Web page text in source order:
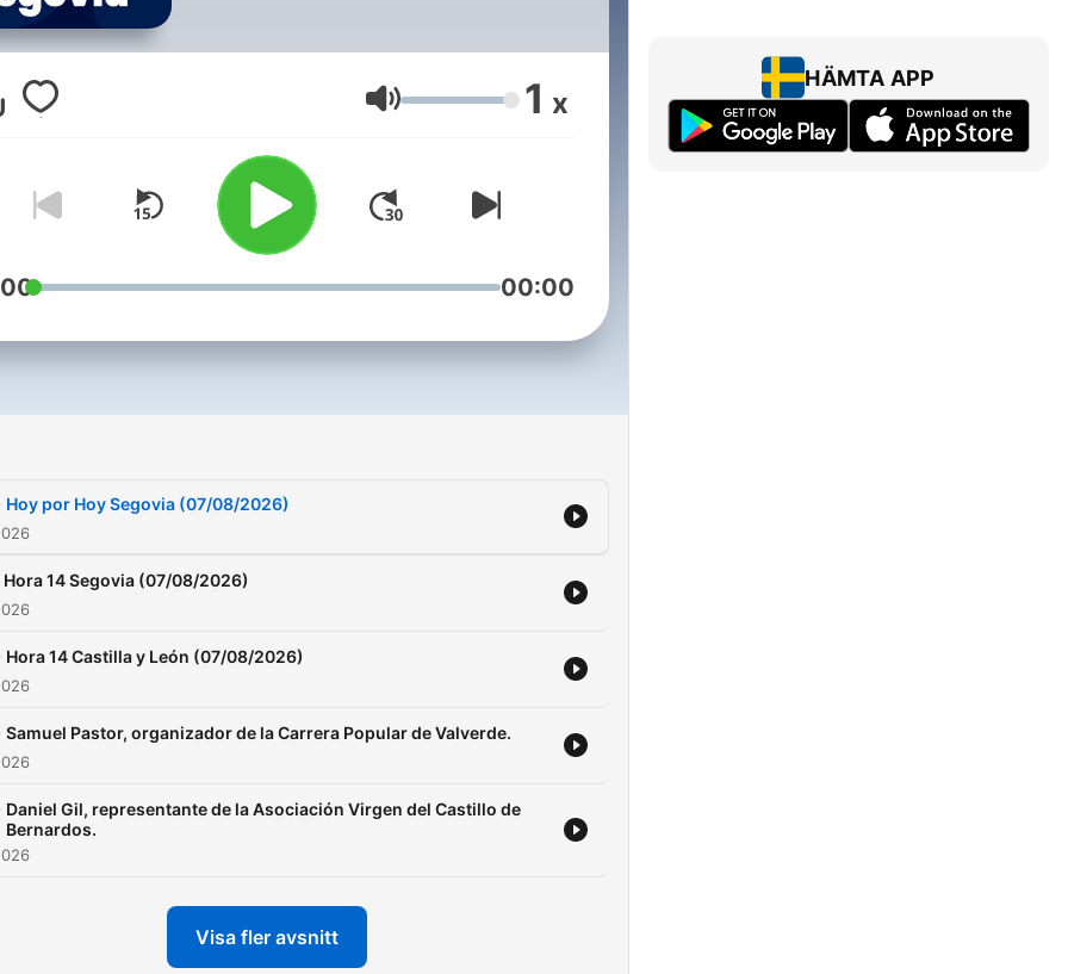
Volym 1 x
00:00
Hoy por Hoy Segovia (07/08/2026)
Hora 14 Segovia (07/08/2026)
Hora 14 Castilla y León (07/08/2026)
Samuel Pastor, organizador de la Carrera Popular de Valverde.
Daniel Gil, representante de la Asociación Virgen del Castillo de
Bernardos.
Visa fler avsnitt
HÄMTA APP